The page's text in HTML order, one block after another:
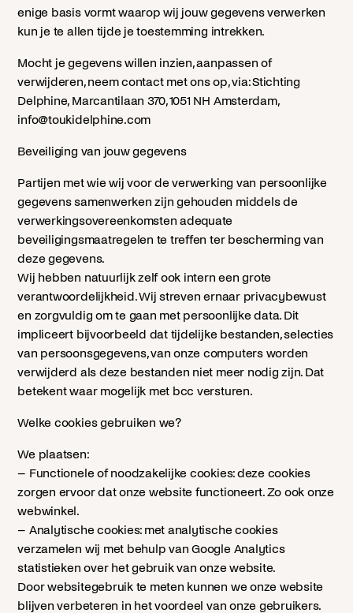
enige basis vormt waarop wij jouw gegevens verwerken
kun je te allen tijde je toestemming intrekken.
Mocht je gegevens willen inzien, aanpassen of
verwijderen, neem contact met ons op, via: Stichting
Delphine, Marcantilaan 370, 1051 NH Amsterdam,
info@toukidelphine.com
Beveiliging van jouw gegevens
Partijen met wie wij voor de verwerking van persoonlijke
gegevens samenwerken zijn gehouden middels de
verwerkingsovereenkomsten adequate
beveiligingsmaatregelen te treffen ter bescherming van
deze gegevens.
Wij hebben natuurlijk zelf ook intern een grote
verantwoordelijkheid. Wij streven ernaar privacybewust
en zorgvuldig om te gaan met persoonlijke data. Dit
impliceert bijvoorbeeld dat tijdelijke bestanden, selecties
van persoonsgegevens, van onze computers worden
verwijderd als deze bestanden niet meer nodig zijn. Dat
betekent waar mogelijk met bcc versturen.
Welke cookies gebruiken we?
We plaatsen:
– Functionele of noodzakelijke cookies: deze cookies
zorgen ervoor dat onze website functioneert. Zo ook onze
webwinkel.
– Analytische cookies: met analytische cookies
verzamelen wij met behulp van Google Analytics
statistieken over het gebruik van onze website.
Door websitegebruik te meten kunnen we onze website
blijven verbeteren in het voordeel van onze gebruikers.